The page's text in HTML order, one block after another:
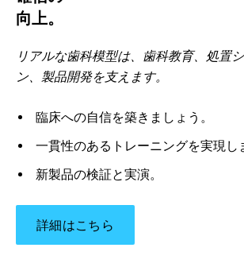
向上。
リアルな歯科模型は、歯科教育、処置
ン、製品開発を支えます。
臨床への自信を築きましょう。
一貫性のあるトレーニングを実現し
新製品の検証と実演。
詳細はこちら